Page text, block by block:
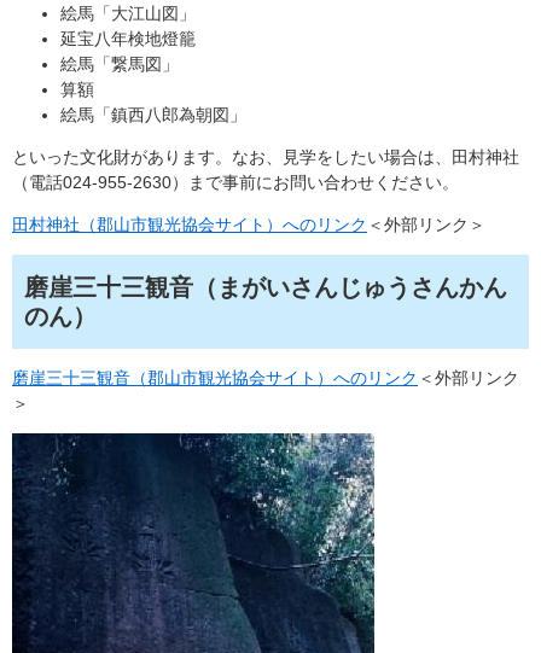
絵馬「大江山図」
延宝八年検地燈籠
絵馬「繋馬図」
算額
絵馬「鎮西八郎為朝図」
といった文化財があります。なお、見学をしたい場合は、田村神社
（電話024-955-2630）まで事前にお問い合わせください。
田村神社（郡山市観光協会サイト）へのリンク ＜外部リンク＞
磨崖三十三観音（まがいさんじゅうさんかん
のん）
磨崖三十三観音（郡山市観光協会サイト）へのリンク ＜外部リンク
＞